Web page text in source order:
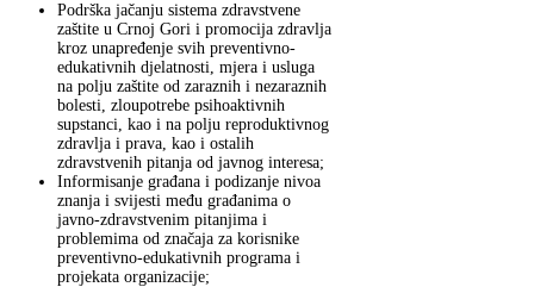
Podrška jačanju sistema zdravstvene
zaštite u Crnoj Gori i promocija zdravlja
kroz unapređenje svih preventivno-
edukativnih djelatnosti, mjera i usluga
na polju zaštite od zaraznih i nezaraznih
bolesti, zloupotrebe psihoaktivnih
supstanci, kao i na polju reproduktivnog
zdravlja i prava, kao i ostalih
zdravstvenih pitanja od javnog interesa;
Informisanje građana i podizanje nivoa
znanja i svijesti među građanima o
javno-zdravstvenim pitanjima i
problemima od značaja za korisnike
preventivno-edukativnih programa i
projekata organizacije;